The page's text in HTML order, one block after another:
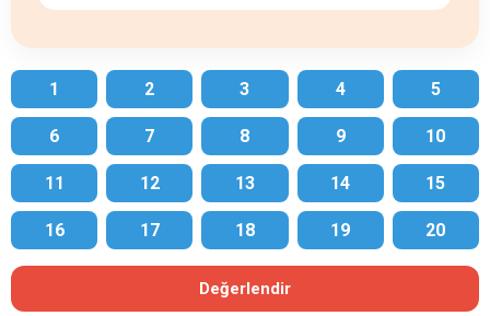
1 2 3 4 5
6 7 8 9 10
11 12 13 14 15
16 17 18 19 20
Değerlendir